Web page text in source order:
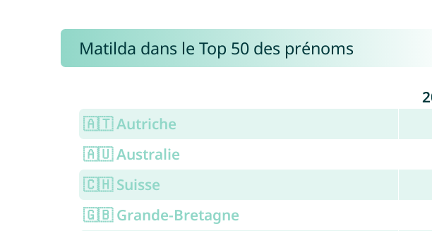
Matilda dans le Top 50 des prénoms
🇦🇹 Autriche
🇦🇺 Australie
🇨🇭 Suisse
🇬🇧 Grande-Bretagne